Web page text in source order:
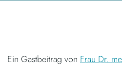
Ein Gastbeitrag von Frau Dr.